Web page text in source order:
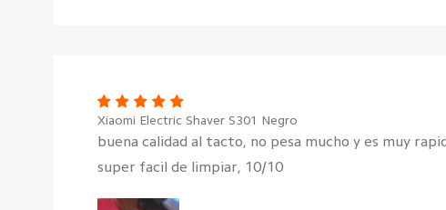
Xiaomi Electric Shaver S301 Negro
buena calidad al tacto, no pesa mucho y es muy
super facil de limpiar, 10/10